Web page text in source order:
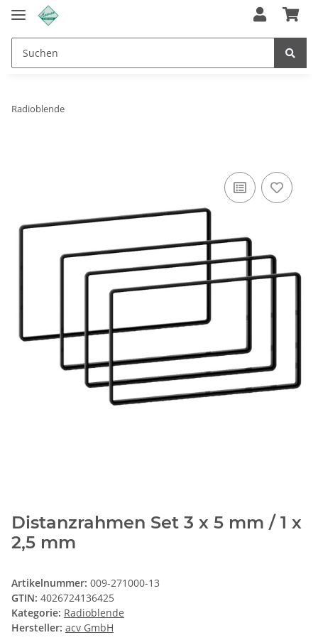
Radioblende
Distanzrahmen Set 3 x 5 mm / 1 x
2,5 mm
Artikelnummer: 009-271000-13
GTIN: 4026724136425
Kategorie: Radioblende
Hersteller: acv GmbH